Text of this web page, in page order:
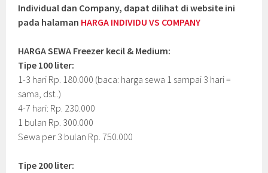
Individual dan Company, dapat dilihat di website ini
pada halaman HARGA INDIVIDU VS COMPANY
HARGA SEWA Freezer kecil & Medium:
Tipe 100 liter:
1-3 hari Rp. 180.000 (baca: harga sewa 1 sampai 3 hari =
sama, dst..)
4-7 hari: Rp. 230.000
1 bulan Rp. 300.000
Sewa per 3 bulan Rp. 750.000
Tipe 200 liter: